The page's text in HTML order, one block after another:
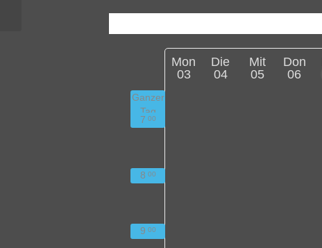
Mon
03
Die
04
Mit
05
Don
06
Ganzer
Tag
7 00
8 00
9 00